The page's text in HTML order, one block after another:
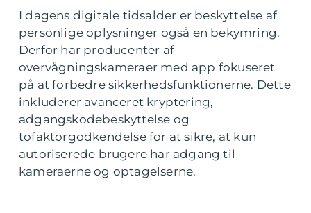
I dagens digitale tidsalder er beskyttelse af
personlige oplysninger også en bekymring.
Derfor har producenter af
overvågningskameraer med app fokuseret
på at forbedre sikkerhedsfunktionerne. Dette
inkluderer avanceret kryptering,
adgangskodebeskyttelse og
tofaktorgodkendelse for at sikre, at kun
autoriserede brugere har adgang til
kameraerne og optagelserne.